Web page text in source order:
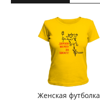
Женская футболка